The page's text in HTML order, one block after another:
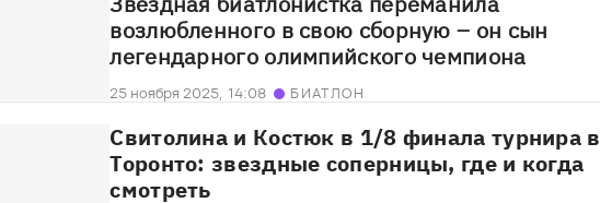
возлюбленного в свою сборную – он сын
легендарного олимпийского чемпиона
25 ноября 2025, 14:08 БИАТЛОН
Свитолина и Костюк в 1/8 финала турнира в
Торонто: звездные соперницы, где и когда
смотреть